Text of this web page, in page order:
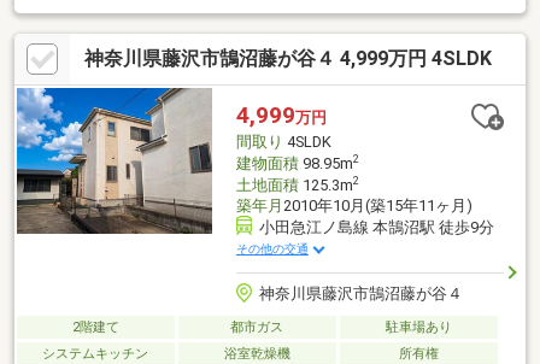
少し離れ海のほうへ…穏やかな引地川の遊歩道沿いから少し入っ
たのどかな雰囲気の住宅地。注文住宅を手掛けるエンケルヒュー
ス施工の家が販売開始！『大きなウッドデッキのある家』インパ
クトのある杉板の外観。大きなウッドデッキに湘南らしさを感じ
ます。約４０の敷地には２台分のカースペース。休日には、友人
を招いてウッドデッキでＢＢＱ…そんな光景が浮かぶような家注
文住宅をお考えの方にもご覧頂きたいです。
神奈川県藤沢市鵠沼藤が谷４ 4,999万円 4SLDK
4,999万円
間取り 4SLDK
建物面積98.95m2
土地面積125.3m2
築年月 2010年10月(築15年11ヶ月)
小田急江ノ島線 本鵠沼駅 徒歩9分
その他の交通
神奈川県藤沢市鵠沼藤が谷４
2階建て 都市ガス
駐車場あり
システムキッチン
浴室乾燥機 所有権